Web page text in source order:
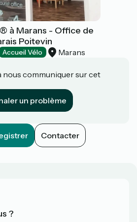
à Marans - Office de
Poitevin
Accueil Vélo Marans
nous communiquer sur cet
un problème
Contacter
?